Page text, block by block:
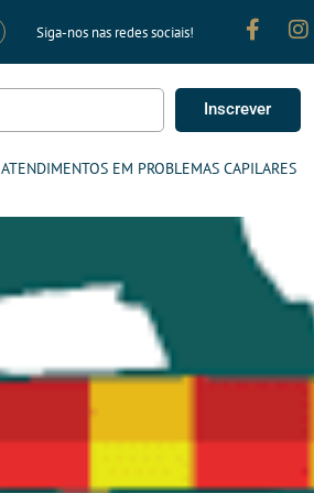
Siga-nos nas redes sociais!
Inscrever
ATENDIMENTOS EM PROBLEMAS CAPILARES